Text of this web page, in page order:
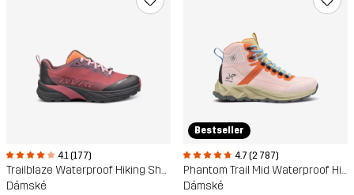
4.1 (177)
Trailblaze Waterproof Hiking Shoes
Dámské
Bestseller
4.7 (2 787)
Phantom Trail Mid Waterproof Hiking Boots
Dámské